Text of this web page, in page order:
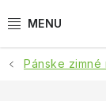
na
ŠPORTY
Pánske zimné